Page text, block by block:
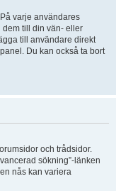
varje användares
dem till din vän- eller
till användare direkt
Du kan också ta bort
och trådsidor.
sökning”-länken
nås kan variera